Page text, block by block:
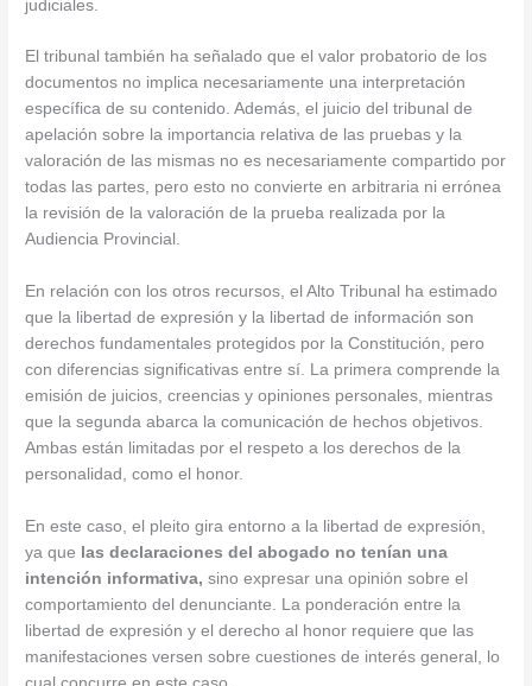
judiciales.
El tribunal también ha señalado que el valor probatorio de los
documentos no implica necesariamente una interpretación
específica de su contenido. Además, el juicio del tribunal de
apelación sobre la importancia relativa de las pruebas y la
valoración de las mismas no es necesariamente compartido por
todas las partes, pero esto no convierte en arbitraria ni errónea
la revisión de la valoración de la prueba realizada por la
Audiencia Provincial.
En relación con los otros recursos, el Alto Tribunal ha estimado
que la libertad de expresión y la libertad de información son
derechos fundamentales protegidos por la Constitución, pero
con diferencias significativas entre sí. La primera comprende la
emisión de juicios, creencias y opiniones personales, mientras
que la segunda abarca la comunicación de hechos objetivos.
Ambas están limitadas por el respeto a los derechos de la
personalidad, como el honor.
En este caso, el pleito gira entorno a la libertad de expresión,
ya que las declaraciones del abogado no tenían una
intención informativa, sino expresar una opinión sobre el
comportamiento del denunciante. La ponderación entre la
libertad de expresión y el derecho al honor requiere que las
manifestaciones versen sobre cuestiones de interés general, lo